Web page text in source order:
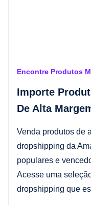
Encontre Produtos
Importe
De Alta
Venda produtos de
dropshipping da
populares e
Acesse uma
dropshipping que